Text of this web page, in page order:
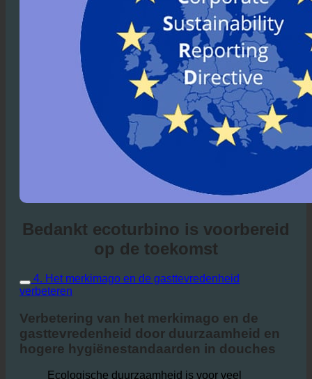
Bedankt ecoturbino is voorbereid
op de toekomst
4. Het merkimago en de gasttevredenheid
verbeteren
Verbetering van het merkimago en de
gasttevredenheid door duurzaamheid en